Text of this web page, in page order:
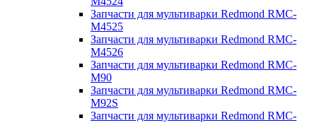
Запчасти для мультиварки Redmond RMC-
M4525
Запчасти для мультиварки Redmond RMC-
M4526
Запчасти для мультиварки Redmond RMC-
M90
Запчасти для мультиварки Redmond RMC-
M92S
Запчасти для мультиварки Redmond RMC-